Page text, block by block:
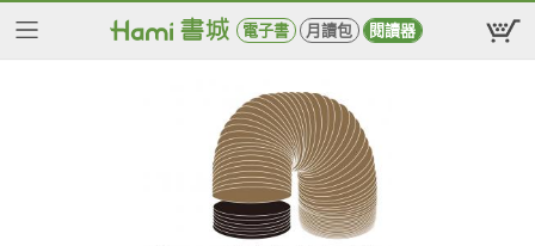
電子書 月讀包 閱讀器